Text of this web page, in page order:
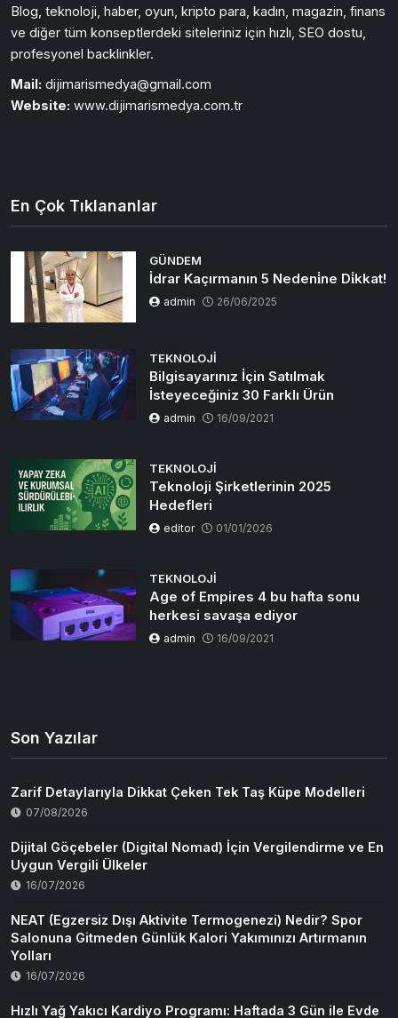
Blog, teknoloji, haber, oyun, kripto para, kadın, magazin, finans
ve diğer tüm konseptlerdeki siteleriniz için hızlı, SEO dostu,
profesyonel backlinkler.
Mail: dijimarismedya@gmail.com
Website: www.dijimarismedya.com.tr
En Çok Tıklananlar
GÜNDEM
İdrar Kaçırmanın 5 Nedeni̇ne Di̇kkat!
admin 26/06/2025
TEKNOLOJI
Bilgisayarınız İçin Satılmak
İsteyeceğiniz 30 Farklı Ürün
admin 16/09/2021
TEKNOLOJI
Teknoloji Şirketlerinin 2025
Hedefleri
editor 01/01/2026
TEKNOLOJI
Age of Empires 4 bu hafta sonu
herkesi savaşa ediyor
admin 16/09/2021
Son Yazılar
Zarif Detaylarıyla Dikkat Çeken Tek Taş Küpe Modelleri
07/08/2026
Dijital Göçebeler (Digital Nomad) İçin Vergilendirme ve En
Uygun Vergili Ülkeler
16/07/2026
NEAT (Egzersiz Dışı Aktivite Termogenezi) Nedir? Spor
Salonuna Gitmeden Günlük Kalori Yakımınızı Artırmanın
Yolları
16/07/2026
Hızlı Yağ Yakıcı Kardiyo Programı: Haftada 3 Gün ile Evde